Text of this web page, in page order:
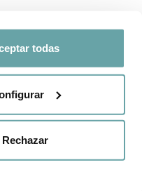
todas
Rechazar